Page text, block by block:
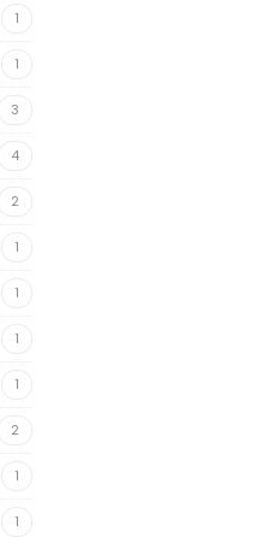
1
1
3
4
2
1
1
1
1
2
1
1